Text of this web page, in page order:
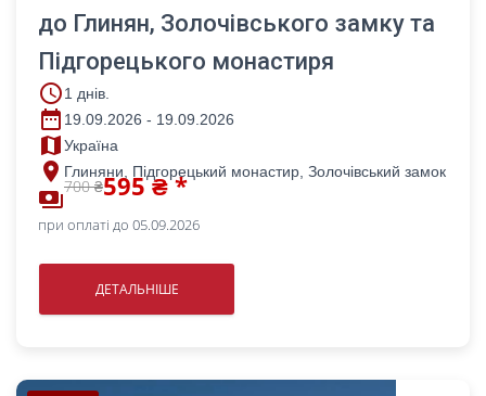
до Глинян, Золочівського замку та
Підгорецького монастиря
access_time1 днів.
date_range 19.09.2026 - 19.09.2026
mapУкраїна
place Глиняни, Підгорецький монастир, Золочівський замок
payments
700 ₴595 ₴ *
при оплаті до 05.09.2026
ДЕТАЛЬНІШЕ